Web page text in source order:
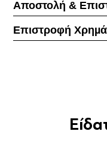
Αποστολή &
Επιστροφή